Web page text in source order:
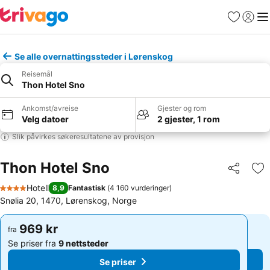
Favoritter
Logg
Se alle overnattingssteder i Lørenskog
Reisemål
Thon Hotel Sno
Ankomst/avreise
Velg datoer
Gjester og rom
2 gjester, 1 rom
Slik påvirkes søkeresultatene av provisjon
Thon Hotel Sno Del
4 Stjerner
Hotell 8,9 Fantastisk (4 160 vurderinger)
Snølia 20, 1470, Lørenskog, Norge
fra 969 kr
Se priser fra 9 nettsteder
Se priser
fra 969 kr
Se priser fra 9 nettsteder
Se priser